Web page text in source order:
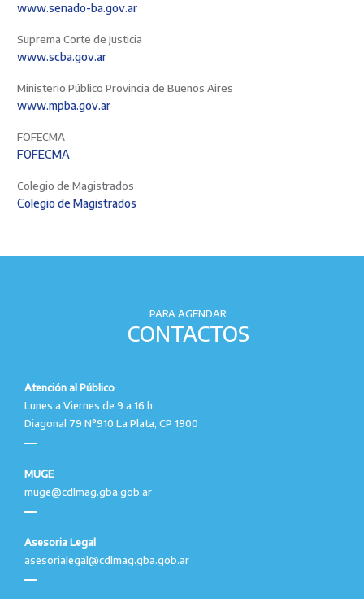
www.senado-ba.gov.ar
Suprema Corte de Justicia
www.scba.gov.ar
Ministerio Público Provincia de Buenos Aires
www.mpba.gov.ar
FOFECMA
FOFECMA
Colegio de Magistrados
Colegio de Magistrados
PARA AGENDAR
CONTACTOS
Atención al Público
Lunes a Viernes de 9 a 16 h
Diagonal 79 N°910 La Plata, CP 1900
MUGE
muge@cdlmag.gba.gob.ar
Asesoria Legal
asesorialegal@cdlmag.gba.gob.ar